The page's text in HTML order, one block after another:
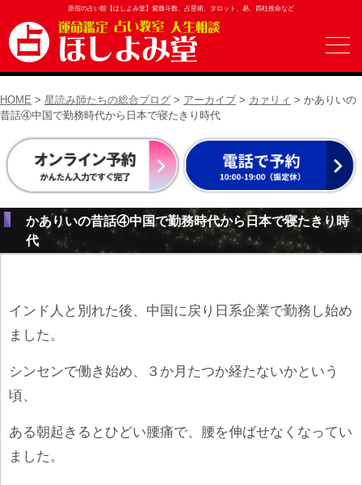
原宿の占い館【ほしよみ堂】紫微斗数、占星術、タロット、易、四柱推命など
HOME > 星読み師たちの総合ブログ > アーカイブ > カァリィ > かありいの
昔話④中国で勤務時代から日本で寝たきり時代
かありいの昔話④中国で勤務時代から日本で寝たきり時
代
インド人と別れた後、中国に戻り日系企業で勤務し始め
ました。
シンセンで働き始め、３か月たつか経たないかという
頃、
ある朝起きるとひどい腰痛で、腰を伸ばせなくなってい
ました。